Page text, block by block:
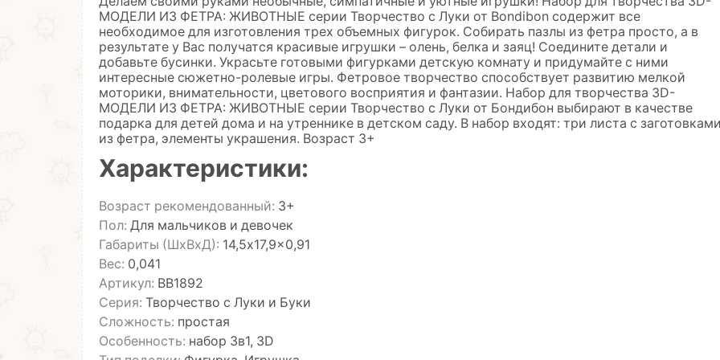
МОДЕЛИ ИЗ ФЕТРА: ЖИВОТНЫЕ серии Творчество с Луки от Bondibon содержит все
необходимое для изготовления трех объемных фигурок. Собирать пазлы из фетра просто, а в
результате у Вас получатся красивые игрушки – олень, белка и заяц! Соедините детали и
добавьте бусинки. Украсьте готовыми фигурками детскую комнату и придумайте с ними
интересные сюжетно-ролевые игры. Фетровое творчество способствует развитию мелкой
моторики, внимательности, цветового восприятия и фантазии. Набор для творчества 3D-
МОДЕЛИ ИЗ ФЕТРА: ЖИВОТНЫЕ серии Творчество с Луки от Бондибон выбирают в качестве
подарка для детей дома и на утреннике в детском саду. В набор входят: три листа с
из фетра, элементы украшения. Возраст 3+
Характеристики:
Возраст рекомендованный: 3+
Пол: Для мальчиков и девочек
Габариты (ШхВхД): 14,5x17,9x0,91
Вес: 0,041
Артикул: ВВ1892
Серия: Творчество с Луки и Буки
Сложность: простая
Особенность: набор 3в1, 3D